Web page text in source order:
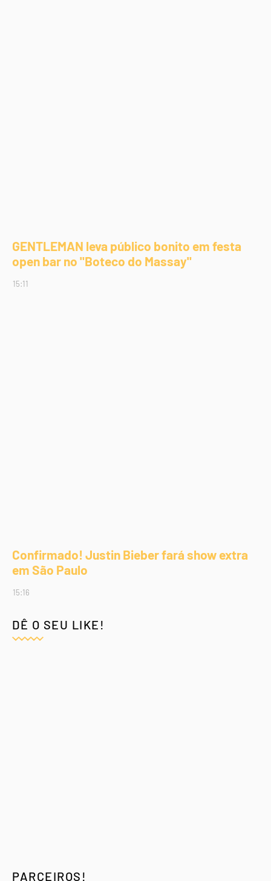
GENTLEMAN leva público bonito em festa
open bar no "Boteco do Massay"
15:11
Confirmado! Justin Bieber fará show extra
em São Paulo
15:16
DÊ O SEU LIKE!
PARCEIROS!